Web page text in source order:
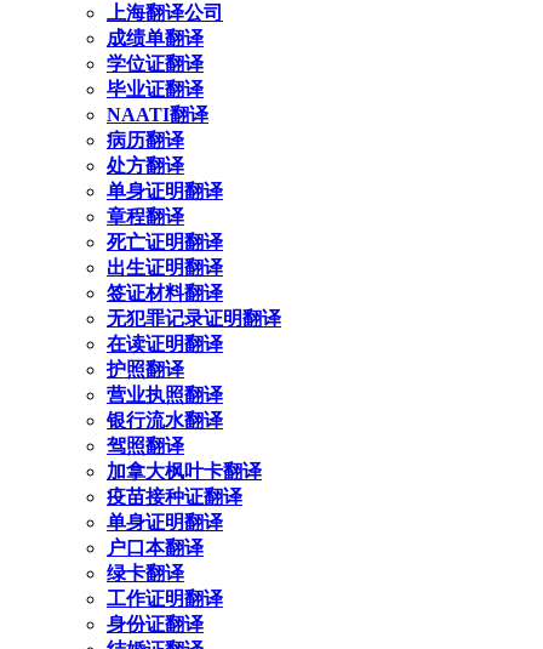
上海翻译公司
成绩单翻译
学位证翻译
毕业证翻译
NAATI翻译
病历翻译
处方翻译
单身证明翻译
章程翻译
死亡证明翻译
出生证明翻译
签证材料翻译
无犯罪记录证明翻译
在读证明翻译
护照翻译
营业执照翻译
银行流水翻译
驾照翻译
加拿大枫叶卡翻译
疫苗接种证翻译
单身证明翻译
户口本翻译
绿卡翻译
工作证明翻译
身份证翻译